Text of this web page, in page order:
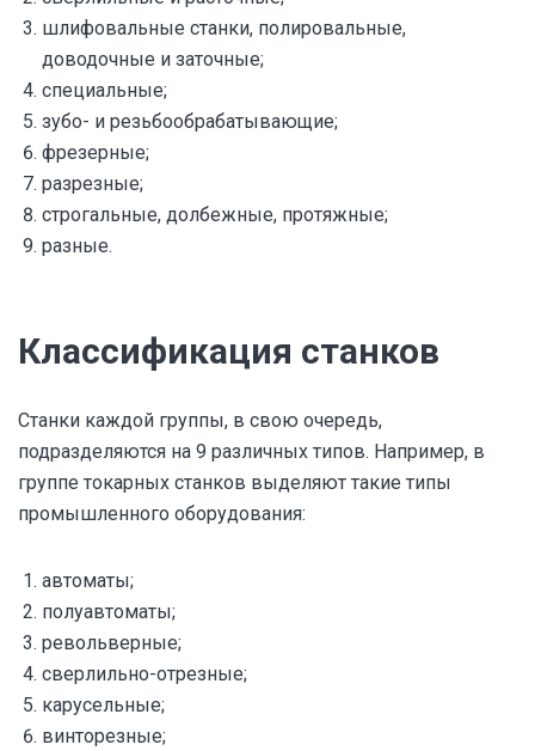
шлифовальные станки, полировальные,
доводочные и заточные;
специальные;
зубо- и резьбообрабатывающие;
фрезерные;
разрезные;
строгальные, долбежные, протяжные;
разные.
Классификация станков
Станки каждой группы, в свою очередь,
подразделяются на 9 различных типов. Например, в
группе токарных станков выделяют такие типы
промышленного оборудования:
автоматы;
полуавтоматы;
револьверные;
сверлильно-отрезные;
карусельные;
винторезные;